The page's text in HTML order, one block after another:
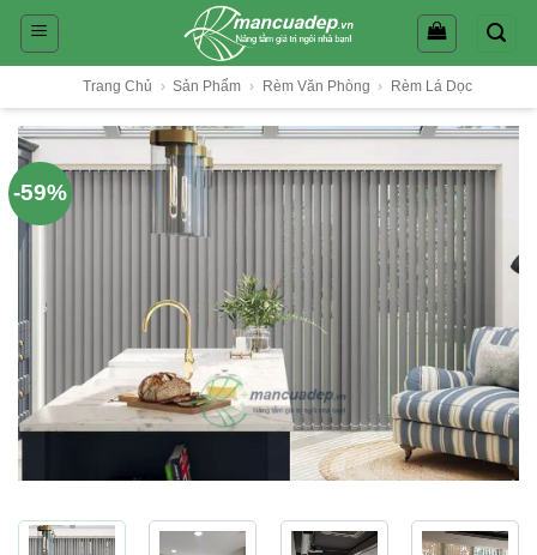
Skip
Trang Chủ › Sản Phẩm › Rèm Văn Phòng › Rèm Lá Dọc
-59%